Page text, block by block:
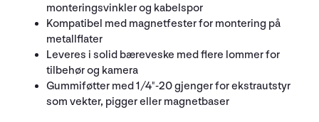
monteringsvinkler og kabelspor
Kompatibel med magnetfester for montering på
metallflater
Leveres i solid bæreveske med flere lommer for
tilbehør og kamera
Gummiføtter med 1/4"-20 gjenger for ekstrautstyr
som vekter, pigger eller magnetbaser